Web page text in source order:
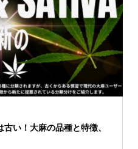
い！大麻の品種と特徴、